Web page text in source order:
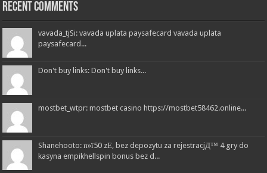
Recent Comments
vavada_tjSi: vavada uplata paysafecard vavada uplata
paysafecard...
Don't buy links: Don't buy links...
mostbet_wtpr: mostbet casino https://mostbet58462.online...
Shanehooto: п»ї50 zЕ‚ bez depozytu za rejestracjД™ 4 gry do
kasyna empikhellspin bonus bez d...